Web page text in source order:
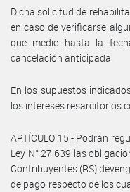
Dicha solicitud de
en caso de verificarse
que medie hasta la
cancelación anticipada.
En los supuestos
los intereses resarcitorios
ARTÍCULO 15.- Podrán
Ley N° 27.639 las
Contribuyentes (RS)
de pago respecto de los